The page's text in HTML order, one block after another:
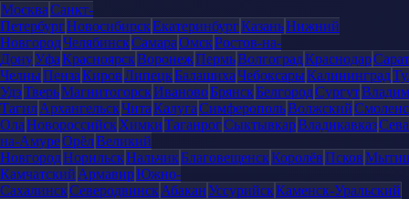
МоскваСанкт-
ПетербургНовосибирскЕкатеринбургКазаньНижний
НовгородЧелябинскСамараОмскРостов-на-
ДонуУфаКрасноярскВоронежПермьВолгоградКраснодар
ЧелныПензаКировЛипецкБалашихаЧебоксарыКалининград
УдэТверьМагнитогорскИвановоБрянскБелгородСургут
ТагилАрхангельскЧитаКалугаСимферопольВолжский
ОлаНовороссийскХимкиТаганрогСыктывкарВладикавказ
на-АмуреОрёлВеликий
НовгородНорильскНальчикБлаговещенскКоролёвПсков
Камчатский АрмавирЮжно-
СахалинскСеверодвинскАбаканУссурийскКаменск-Уральский